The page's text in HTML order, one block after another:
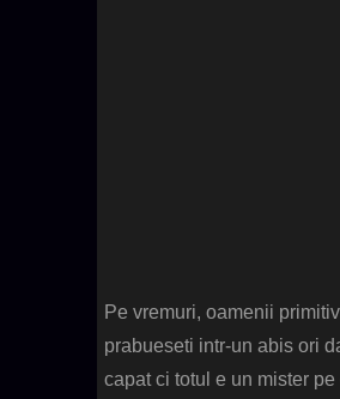
Pe vremuri, oamenii
prabueseti intr-un abis ori
capat ci totul e un mister